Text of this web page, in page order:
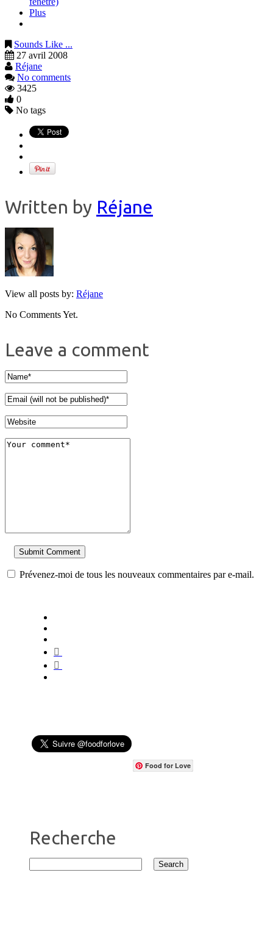
Plus
Sounds Like ...
27 avril 2008
Réjane
No comments
3425
0
No tags
Written by Réjane
View all posts by: Réjane
No Comments Yet.
Leave a comment
Prévenez-moi de tous les nouveaux commentaires par e-mail.
Food for Love
Recherche